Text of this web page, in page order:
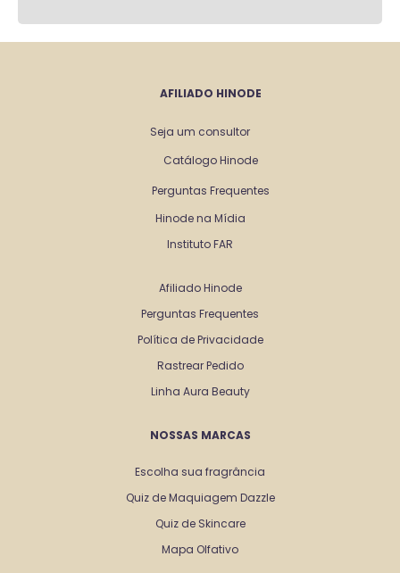
AFILIADO HINODE
Seja um consultor
Catálogo Hinode
Perguntas Frequentes
Hinode na Mídia
Instituto FAR
Afiliado Hinode
Perguntas Frequentes
Política de Privacidade
Rastrear Pedido
Linha Aura Beauty
NOSSAS MARCAS
Escolha sua fragrância
Quiz de Maquiagem Dazzle
Quiz de Skincare
Mapa Olfativo